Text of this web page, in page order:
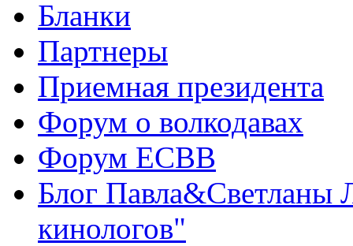
Бланки
Партнеры
Приемная президента
Форум о волкодавах
Форум ЕСВВ
Блог Павла&Светланы
кинологов"